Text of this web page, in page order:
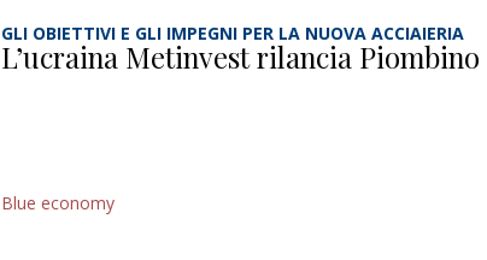
GLI OBIETTIVI E GLI IMPEGNI PER LA NUOVA ACCIAIERIA
L’ucraina Metinvest rilancia Piombino
Blue economy